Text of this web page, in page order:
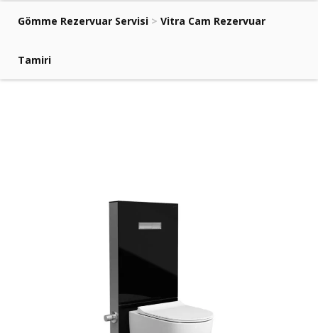
Gömme Rezervuar Servisi > Vitra Cam Rezervuar
Tamiri